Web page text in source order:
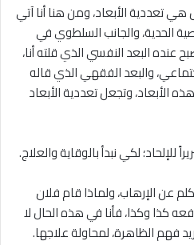
هي تعددية الأبعاد، ومن هنا أنا آتي
الحدية، والجانب السلطوي في
عنده البعد النفسي الذي قلته أنا،
والبعد الفقهي الذي قاله
الأبعاد، وتجعل تعددية الأبعاد
لكي نبدأ بالوقاية والعلاج.
عن الإرهاب، ولماذا قام فلان
كذا وكذا، فأنا في هذه الحال لا
فهم الظاهرة، لمحاولة علاجها.